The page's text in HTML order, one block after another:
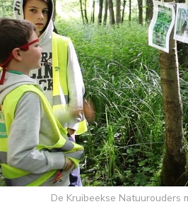
De Kruibeekse Natuurouders